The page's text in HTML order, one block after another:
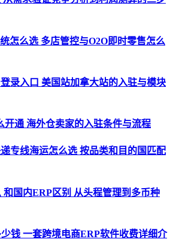
怎么选 多店管控与O2O即时零售怎么
录入口 美国站加拿大站的入驻与模块
开通 海外仓卖家的入驻条件与流程
专线海运怎么选 按品类和目的国匹配
和国内ERP区别 从头程管理到多币种
钱 一套跨境电商ERP软件收费详细介